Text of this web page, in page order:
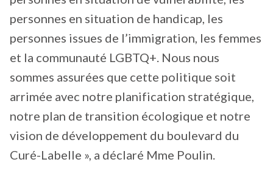
personnes en situation de handicap, les
personnes issues de l’immigration, les femmes
et la communauté LGBTQ+. Nous nous
sommes assurées que cette politique soit
arrimée avec notre planification stratégique,
notre plan de transition écologique et notre
vision de développement du boulevard du
Curé-Labelle », a déclaré Mme Poulin.